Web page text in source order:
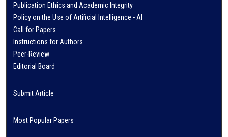
Publication Ethics and Academic Integrity
Policy on the Use of Artificial Intelligence - AI
Call for Papers
Instructions for Authors
Peer-Review
Editorial Board
Submit Article
Most Popular Papers